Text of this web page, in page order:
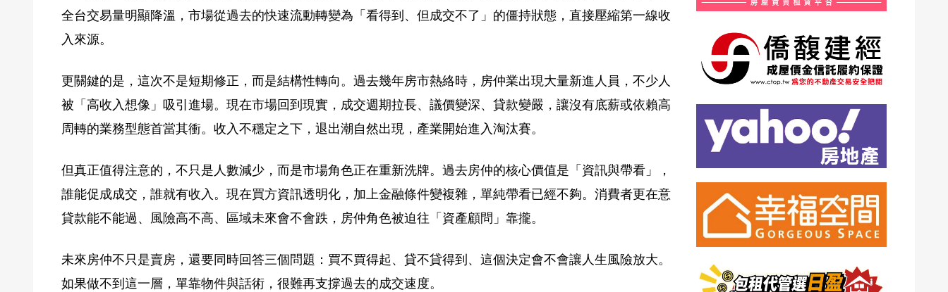
全台交易量明顯降溫，市場從過去的快速流動轉變為「看得到、但成交不了」的僵持狀態，直接壓縮第一線收
入來源。
更關鍵的是，這次不是短期修正，而是結構性轉向。過去幾年房市熱絡時，房仲業出現大量新進人員，不少人
被「高收入想像」吸引進場。現在市場回到現實，成交週期拉長、議價變深、貸款變嚴，讓沒有底薪或依賴高
周轉的業務型態首當其衝。收入不穩定之下，退出潮自然出現，產業開始進入淘汰賽。
但真正值得注意的，不只是人數減少，而是市場角色正在重新洗牌。過去房仲的核心價值是「資訊與帶看」，
誰能促成成交，誰就有收入。現在買方資訊透明化，加上金融條件變複雜，單純帶看已經不夠。消費者更在意
貸款能不能過、風險高不高、區域未來會不會跌，房仲角色被迫往「資產顧問」靠攏。
未來房仲不只是賣房，還要同時回答三個問題：買不買得起、貸不貸得到、這個決定會不會讓人生風險放大。
如果做不到這一層，單靠物件與話術，很難再支撐過去的成交速度。